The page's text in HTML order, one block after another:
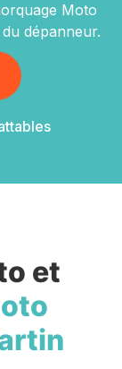
Moto
dépanneur.
et